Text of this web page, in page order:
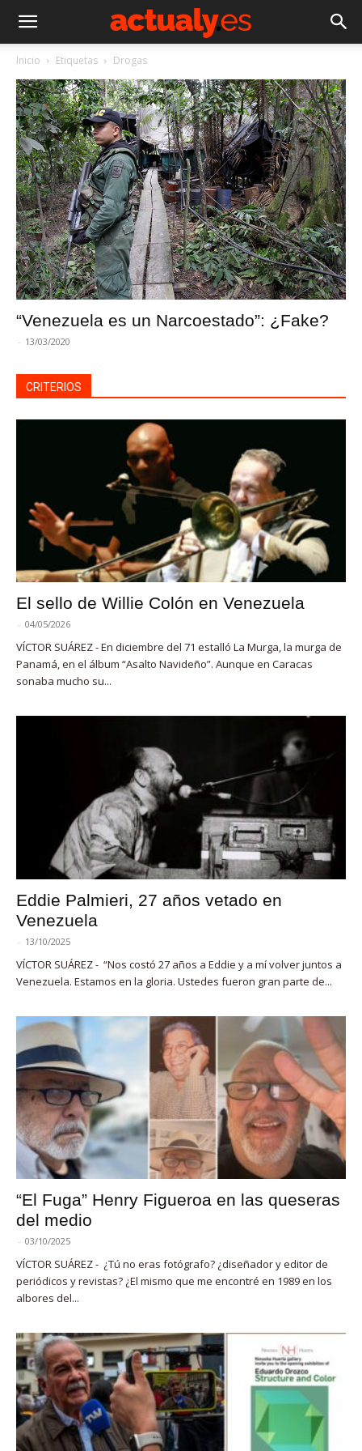
Inicio Etiquetas Drogas
“Venezuela es un Narcoestado”: ¿Fake?
- 13/03/2020
CRITERIOS
El sello de Willie Colón en Venezuela
- 04/05/2026
VÍCTOR SUÁREZ - En diciembre del 71 estalló La Murga, la murga de
Panamá, en el álbum “Asalto Navideño”. Aunque en Caracas
sonaba mucho su...
Eddie Palmieri, 27 años vetado en
Venezuela
- 13/10/2025
VÍCTOR SUÁREZ - “Nos costó 27 años a Eddie y a mí volver juntos a
Venezuela. Estamos en la gloria. Ustedes fueron gran parte de...
“El Fuga” Henry Figueroa en las queseras
del medio
- 03/10/2025
VÍCTOR SUÁREZ - ¿Tú no eras fotógrafo? ¿diseñador y editor de
periódicos y revistas? ¿El mismo que me encontré en 1989 en los
albores del...